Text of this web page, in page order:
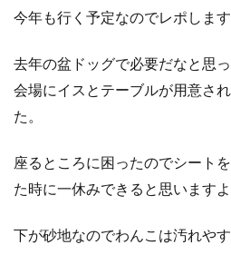
今年も行く予定なのでレポしま
去年の盆ドッグで必要だなと思
会場にイスとテーブルが用意さ
た。
座るところに困ったのでシート
た時に一休みできると思います
下が砂地なのでわんこは汚れや